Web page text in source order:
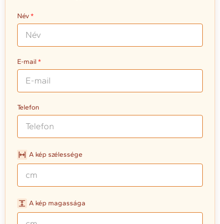
Név
E-mail
Telefon
A kép szélessége
A kép magassága